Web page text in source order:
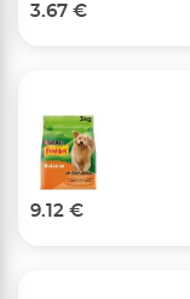
3.67 €
9.12 €